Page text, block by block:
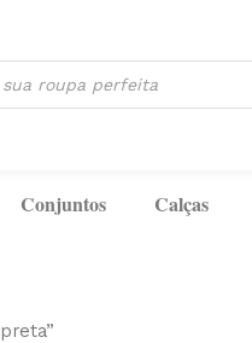
Conjuntos Calças